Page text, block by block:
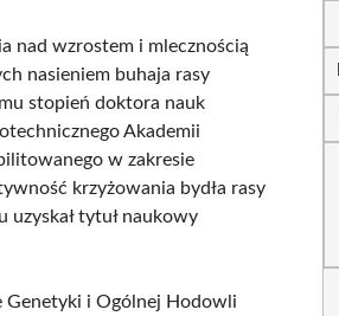
nad wzrostem i mlecznością
nasieniem buhaja rasy
stopień doktora nauk
Akademii
w zakresie
krzyżowania bydła rasy
uzyskał tytuł naukowy
Genetyki i Ogólnej Hodowli